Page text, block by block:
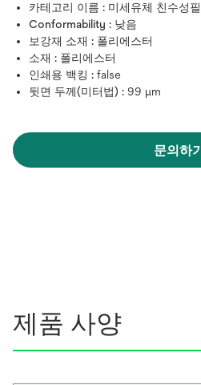
카테고리 이름 : 미세유체 친수성
Conformability : 낮음
보강재 소재 : 폴리에스터
소재 : 폴리에스터
인쇄용 백킹 : false
뒷면 두께(미터법) : 99 μm
문의하기
새
제품 사양